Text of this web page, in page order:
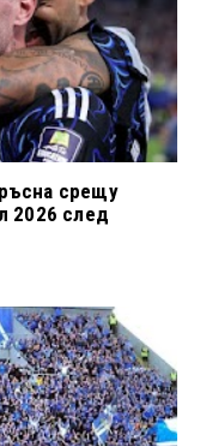
срещу
2026 след